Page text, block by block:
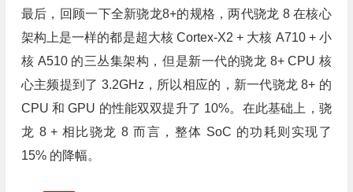
最后，回顾一下全新骁龙8+的规格，两代骁龙 8 在核心
架构上是一样的都是超大核 Cortex-X2 + 大核 A710 + 小
核 A510 的三丛集架构，但是新一代的骁龙 8+ CPU 核
心主频提到了 3.2GHz，所以相应的，新一代骁龙 8+ 的
CPU 和 GPU 的性能双双提升了 10%。在此基础上，骁
龙 8 + 相比骁龙 8 而言，整体 SoC 的功耗则实现了
15% 的降幅。